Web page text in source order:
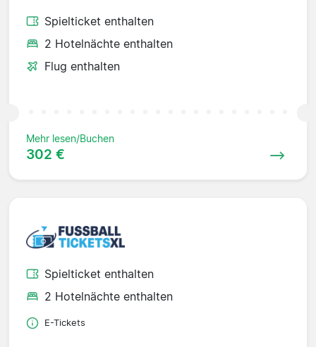
Spielticket enthalten
2 Hotelnächte enthalten
Flug enthalten
Mehr lesen/Buchen
302 €
Spielticket enthalten
2 Hotelnächte enthalten
E-Tickets